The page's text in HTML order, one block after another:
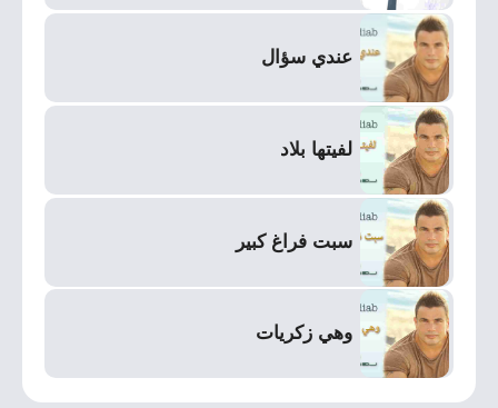
عندي سؤال
لفيتها بلاد
سبت فراغ كبير
وهي زكريات